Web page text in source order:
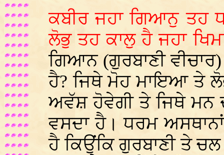
ਕਬੀਰ ਜਹਾ ਗਿਆਨੁ ਤਹ
ਲੋਭੁ ਤਹ ਕਾਲੁ ਹੈ ਜਹਾ
ਗਿਆਨ (ਗੁਰਬਾਣੀ
ਹੈ? ਜਿਥੇ ਮੋਹ ਮਾਇਆ ਤੇ
ਅਵੱਸ਼ ਹੋਵੇਗੀ ਤੇ ਜਿਥੇ
ਵਸਦਾ ਹੈ। ਧਰਮ ਅਸਥਾਨਾਂ
ਹੈ ਕਿਉਂਕਿ ਗੁਰਬਾਣੀ ਤੇ